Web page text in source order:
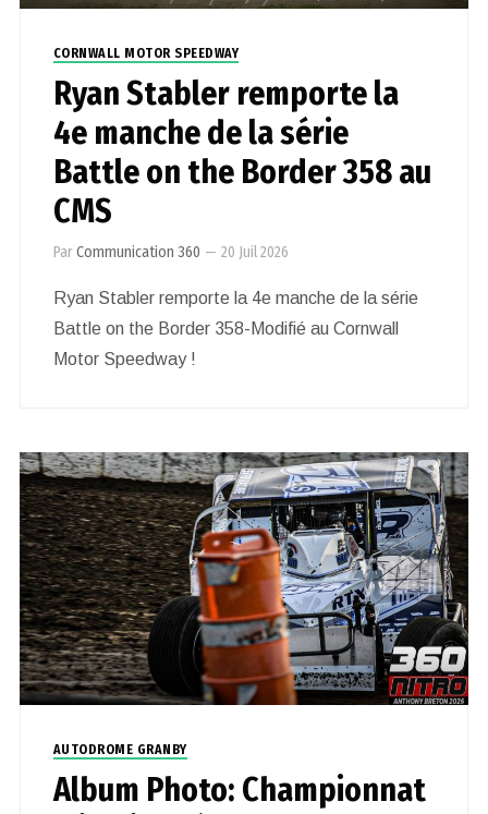
CORNWALL MOTOR SPEEDWAY
Ryan Stabler remporte la
4e manche de la série
Battle on the Border 358 au
CMS
ParCommunication 360 — 20 Juil 2026
Ryan Stabler remporte la 4e manche de la série
Battle on the Border 358-Modifié au Cornwall
Motor Speedway !
AUTODROME GRANBY
Album Photo: Championnat